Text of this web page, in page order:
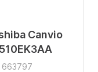
Canvio
663797